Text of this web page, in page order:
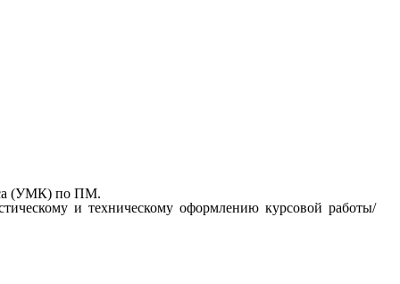
(УМК) по ПМ.
и техническому оформлению курсовой работы/